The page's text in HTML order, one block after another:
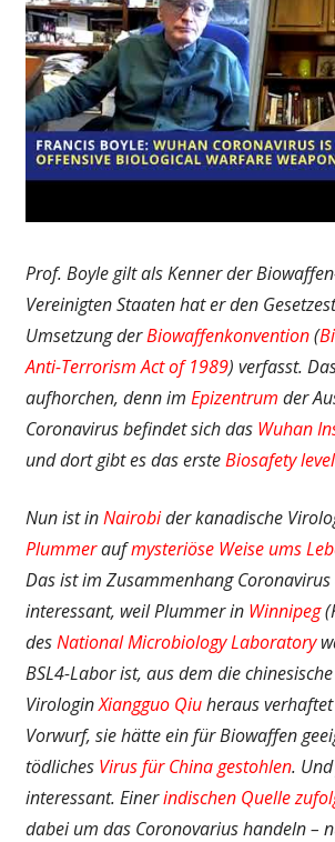
Prof. Boyle gilt als Kenner der
Vereinigten Staaten hat er den
Umsetzung derBiowaffenkonvention(
Anti-Terrorism Act of 1989) verfasst.
aufhorchen, denn im Epizentrum der
Coronavirus befindet sich das Wuhan
und dort gibt es das ersteBiosafety
Nun ist inNairobider kanadische
Plummeraufmysteriöse Weise ums
Das ist im Zusammenhang
interessant, weil Plummer in Winnipeg
desNational Microbiology Laboratory
BSL4-Labor ist, aus dem die chinesische
VirologinXiangguo Qiuheraus
Vorwurf, sie hätte ein für Biowaffen
tödliches Virus für China gestohlen.
interessant. Einerindischen Quelle
dabei um das Coronovarius handeln –